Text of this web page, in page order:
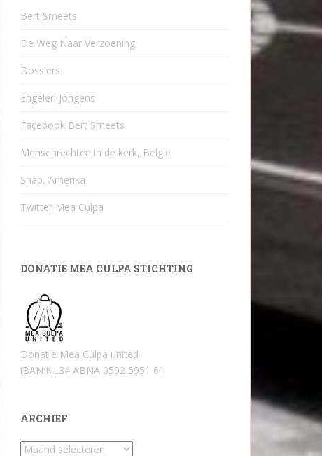
Bert Smeets
De Weg Naar Verzoening
Dossiers
Engelen Jongens
Facebook Bert Smeets
Mensenrechten in de kerk, België
Snap, Amerika
Twitter Mea Culpa
DONATIE MEA CULPA STICHTING
Donatie Mea Culpa united
iBAN:NL34 ABNA 0592 5951 61
ARCHIEF
Archief